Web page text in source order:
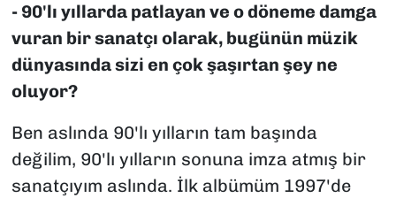
- 90'lı yıllarda patlayan ve o döneme damga
vuran bir sanatçı olarak, bugünün müzik
dünyasında sizi en çok şaşırtan şey ne
oluyor?
Ben aslında 90'lı yılların tam başında
değilim, 90'lı yılların sonuna imza atmış bir
sanatçıyım aslında. İlk albümüm 1997'de